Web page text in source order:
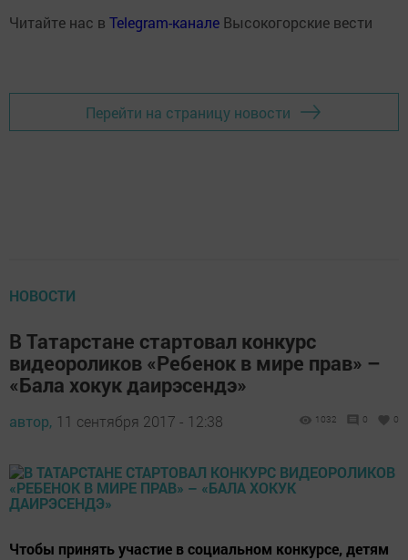
Читайте нас в Telegram-канале Высокогорские вести
Перейти на страницу новости
НОВОСТИ
В Татарстане стартовал конкурс
видеороликов «Ребенок в мире прав» –
«Бала хокук даирэсендэ»
автор, 11 сентября 2017 - 12:38 1032 0 0
Чтобы принять участие в социальном конкурсе, детям